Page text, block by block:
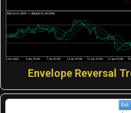
Envelope Reversal